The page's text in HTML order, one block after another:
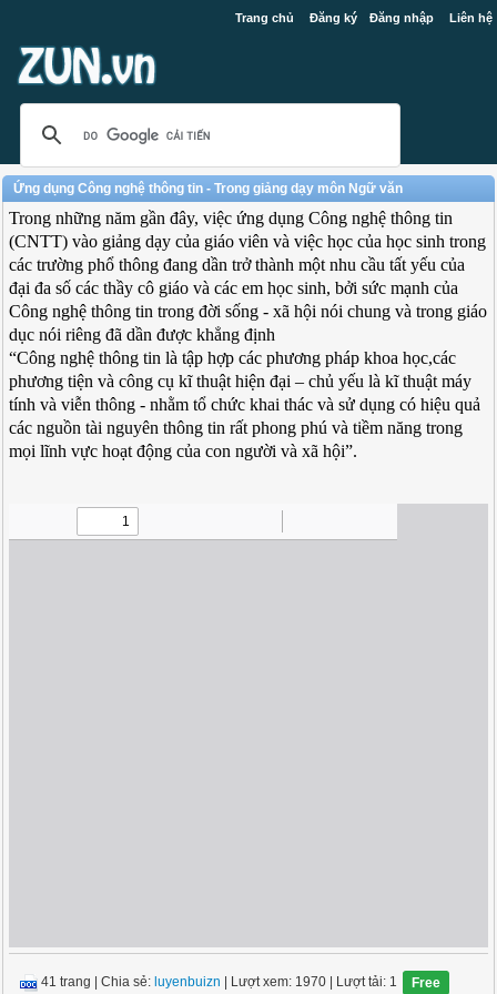
Trang chủ Đăng ký Đăng nhập Liên hệ
Ứng dụng Công nghệ thông tin - Trong giảng dạy môn Ngữ văn
Trong những năm gần đây, việc ứng dụng Công nghệ thông tin
(CNTT) vào giảng dạy của giáo viên và việc học của học sinh trong
các trường phổ thông đang dần trở thành một nhu cầu tất yếu của
đại đa số các thầy cô giáo và các em học sinh, bởi sức mạnh của
Công nghệ thông tin trong đời sống - xã hội nói chung và trong giáo
dục nói riêng đã dần được khẳng định
“Công nghệ thông tin là tập hợp các phương pháp khoa học,các
phương tiện và công cụ kĩ thuật hiện đại – chủ yếu là kĩ thuật máy
tính và viễn thông - nhằm tổ chức khai thác và sử dụng có hiệu quả
các nguồn tài nguyên thông tin rất phong phú và tiềm năng trong
mọi lĩnh vực hoạt động của con người và xã hội”.
41 trang |Chia sẻ: luyenbuizn | Lượt xem: 1970 | Lượt tải: 1 Free